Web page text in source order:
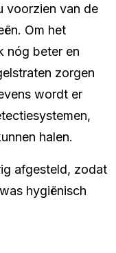
voorzien van de
Om het
nóg beter en
zorgen
wordt er
halen.
afgesteld, zodat
hygiënisch